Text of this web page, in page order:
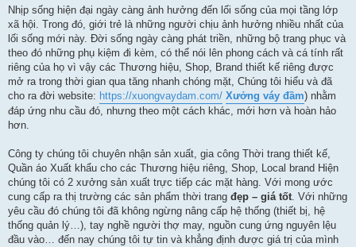
s
Nhịp sống hiện đại ngày càng ảnh hưởng đến lối sống của mọi tầng lớp
xã hội. Trong đó, giới trẻ là những người chịu ảnh hưởng nhiều nhất của
lối sống mới này. Đời sống ngày càng phát triền, những bộ trang phục và
theo đó những phụ kiệm đi kèm, có thể nói lên phong cách và cá tính rất
riêng của họ vì vậy các Thương hiệu, Shop, Brand thiết kế riêng được
mở ra trong thời gian qua tăng nhanh chóng mặt, Chúng tôi hiểu và đã
cho ra đời website: https://xuongvaydam.com/ Xưởng váy đầm) nhằm
đáp ứng nhu cầu đó, nhưng theo một cách khác, mới hơn và hoàn hảo
hơn.
Công ty chúng tôi chuyên nhận sản xuất, gia công Thời trang thiết kế,
Quần áo Xuất khẩu cho các Thương hiệu riêng, Shop, Local brand Hiện
chúng tôi có 2 xưởng sản xuất trực tiếp các mặt hàng. Với mong ước
cung cấp ra thị trường các sản phẩm thời trang đẹp – giá tốt. Với những
yêu cầu đó chúng tôi đã không ngừng nâng cấp hệ thống (thiết bị, hệ
thống quản lý…), tay nghề người thợ may, nguồn cung ứng nguyên lệu
đầu vào… đến nay chúng tôi tự tin và khẳng định được giá trị của mình